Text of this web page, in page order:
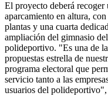
El proyecto deberá recoger
aparcamiento en altura, con
plantas y una cuarta
ampliación del gimnasio del
polideportivo. "Es una de
propuestas estrella de
programa electoral que
servicio tanto a las
usuarios del polideportivo",